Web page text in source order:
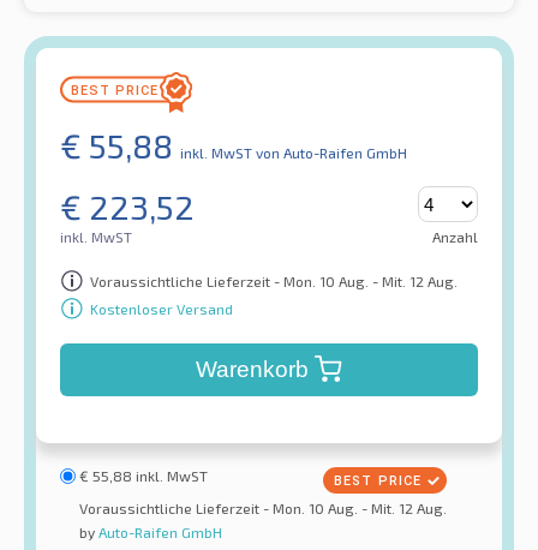
€ 55,88 inkl. MwST von Auto-Raifen GmbH
€ 223,52
inkl. MwST Anzahl
Voraussichtliche Lieferzeit - Mon. 10 Aug. - Mit. 12 Aug.
Kostenloser Versand
Warenkorb
€ 55,88 inkl. MwST
Voraussichtliche Lieferzeit - Mon. 10 Aug. - Mit. 12 Aug.
by Auto-Raifen GmbH